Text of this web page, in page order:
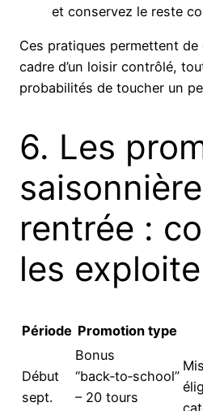
et conservez le reste
Ces pratiques permettent
cadre d’un loisir contrôlé,
probabilités de toucher un
6. Les
rentrée :
les
Période Promotion type
Début
sept.
Bonus
“back‑to‑school”
– 20 tours